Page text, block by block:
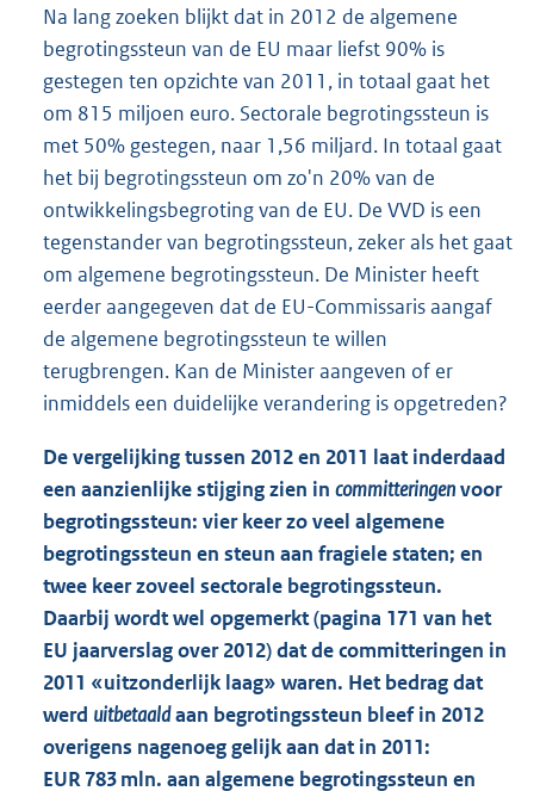
Na lang zoeken blijkt dat in 2012 de algemene
begrotingssteun van de EU maar liefst 90% is
gestegen ten opzichte van 2011, in totaal gaat het
om 815 miljoen euro. Sectorale begrotingssteun is
met 50% gestegen, naar 1,56 miljard. In totaal gaat
het bij begrotingssteun om zo'n 20% van de
ontwikkelingsbegroting van de EU. De VVD is een
tegenstander van begrotingssteun, zeker als het gaat
om algemene begrotingssteun. De Minister heeft
eerder aangegeven dat de EU-Commissaris aangaf
de algemene begrotingssteun te willen
terugbrengen. Kan de Minister aangeven of er
inmiddels een duidelijke verandering is opgetreden?
De vergelijking tussen 2012 en 2011 laat inderdaad
een aanzienlijke stijging zien in committeringenvoor
begrotingssteun: vier keer zo veel algemene
begrotingssteun en steun aan fragiele staten; en
twee keer zoveel sectorale begrotingssteun.
Daarbij wordt wel opgemerkt (pagina 171 van het
EU jaarverslag over 2012) dat de committeringen in
2011 «uitzonderlijk laag» waren. Het bedrag dat
werd uitbetaaldaan begrotingssteun bleef in 2012
overigens nagenoeg gelijk aan dat in 2011:
EUR 783 mln. aan algemene begrotingssteun en